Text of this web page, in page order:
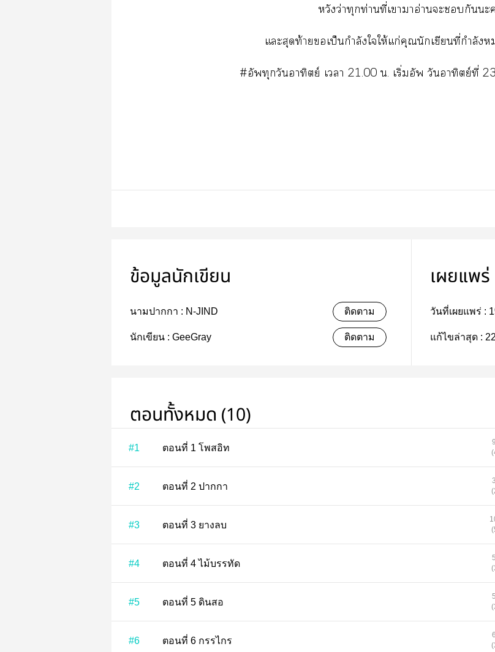
หวังว่าทุกท่านที่เาาอ่านะกันะ
แะสุดท้ายเป็นกำลังใให้แก่คุณนักเขียนที่กำลัง
#อัพทุกวันอาทิตย์ เา 21.00 น. เริ่มอัพ วันอาทิตย์ที่
ข้อมูลนักเขียน
นามปากกา : N-JIND ติดตาม
นักเขียน : GeeGray ติดตาม
เผยแพร่
วันที่เผยแพร่ :
แก้ไขล่าสุด :
ตอนทั้งหมด (10)
#1 ตอนที่ 1 โพสอิท
#2 ตอนที่ 2 ปากกา
#3 ตอนที่ 3 ยางลบ
#4 ตอนที่ 4 ไม้บรรทัด
#5 ตอนที่ 5 ดินสอ
#6 ตอนที่ 6 กรรไกร